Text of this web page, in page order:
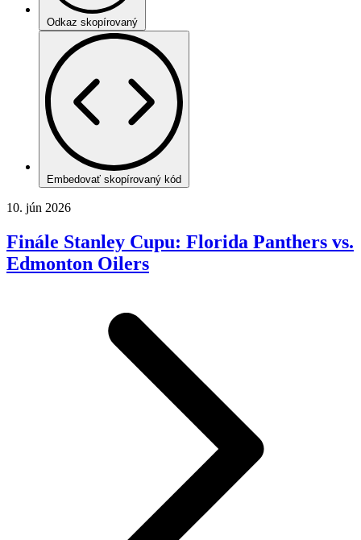
Odkaz skopírovaný
Embedovať skopírovaný kód
10. jún 2026
Finále Stanley Cupu: Florida Panthers vs.
Edmonton Oilers